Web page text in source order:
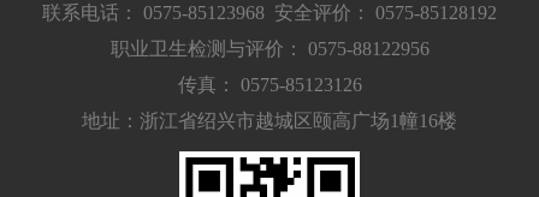
联系电话： 0575-85123968 安全评价： 0575-85128192
职业卫生检测与评价： 0575-88122956
传真： 0575-85123126
地址：浙江省绍兴市越城区颐高广场1幢16楼